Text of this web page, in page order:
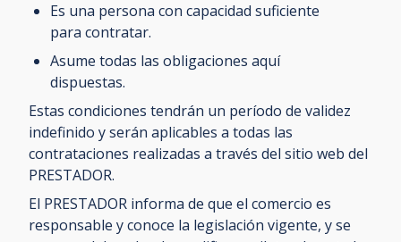
Es una persona con capacidad suficiente
para contratar.
Asume todas las obligaciones aquí
dispuestas.
Estas condiciones tendrán un período de validez
indefinido y serán aplicables a todas las
contrataciones realizadas a través del sitio web del
PRESTADOR.
El PRESTADOR informa de que el comercio es
responsable y conoce la legislación vigente, y se